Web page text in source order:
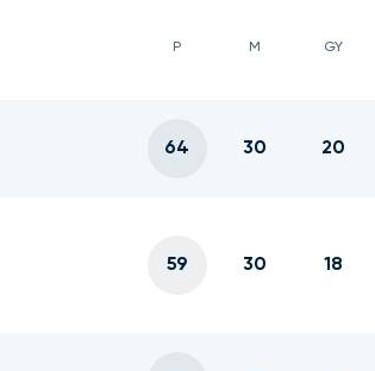
P M GY
64 30 20
59 30 18